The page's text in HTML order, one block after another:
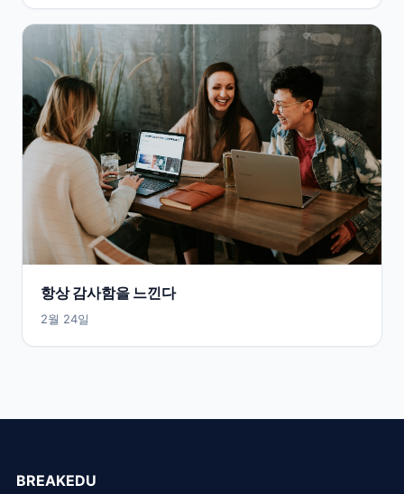
항상 감사함을 느낀다
2월 24일
BREAKEDU